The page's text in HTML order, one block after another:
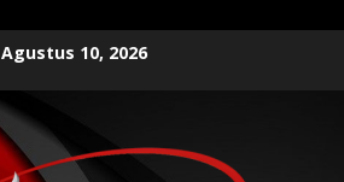
Agustus 10, 2026